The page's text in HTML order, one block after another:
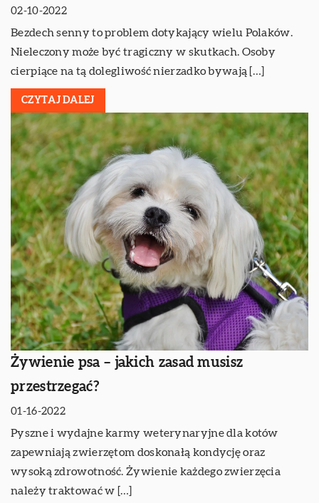
02-10-2022
Bezdech senny to problem dotykający wielu Polaków.
Nieleczony może być tragiczny w skutkach. Osoby
cierpiące na tą dolegliwość nierzadko bywają […]
CZYTAJ DALEJ
Żywienie psa – jakich zasad musisz
przestrzegać?
01-16-2022
Pyszne i wydajne karmy weterynaryjne dla kotów
zapewniają zwierzętom doskonałą kondycję oraz
wysoką zdrowotność. Żywienie każdego zwierzęcia
należy traktować w […]